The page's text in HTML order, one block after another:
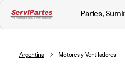
Partes,
Argentina Motores y Ventiladores